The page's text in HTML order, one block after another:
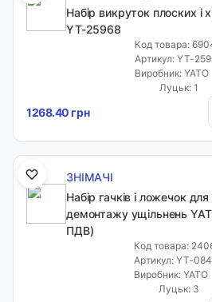
Набір викруток плоских і
YT-25968
Код товара:
Артикул: YT-
Виробник: YATO
Луцьк: 1
1268.40 грн
ЗНІМАЧІ
Набір гачків і ложечок
демонтажу ущільнень
ПДВ)
Код товара:
Артикул: YT-
Виробник: YATO
Луцьк: 3